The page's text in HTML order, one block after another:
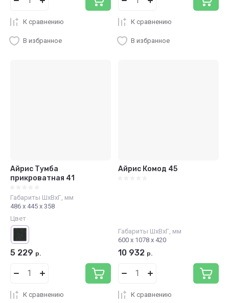
К сравнению
В избранное
К сравнению
В избранное
Айрис Тумба
прикроватная 41
Габариты ШхВхГ, мм
486 х 445 х 358
Цвет
5 229 р.
К сравнению
Айрис Комод 45
Габариты ШхВхГ, мм
600 х 1078 х 420
10 932 р.
К сравнению